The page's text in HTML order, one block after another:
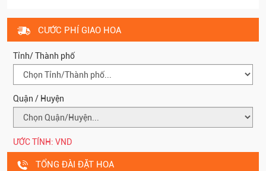
CƯỚC PHÍ GIAO HOA
Tỉnh/ Thành phố
Quận / Huyện
ƯỚC TÍNH: VND
TỔNG ĐÀI ĐẶT HOA